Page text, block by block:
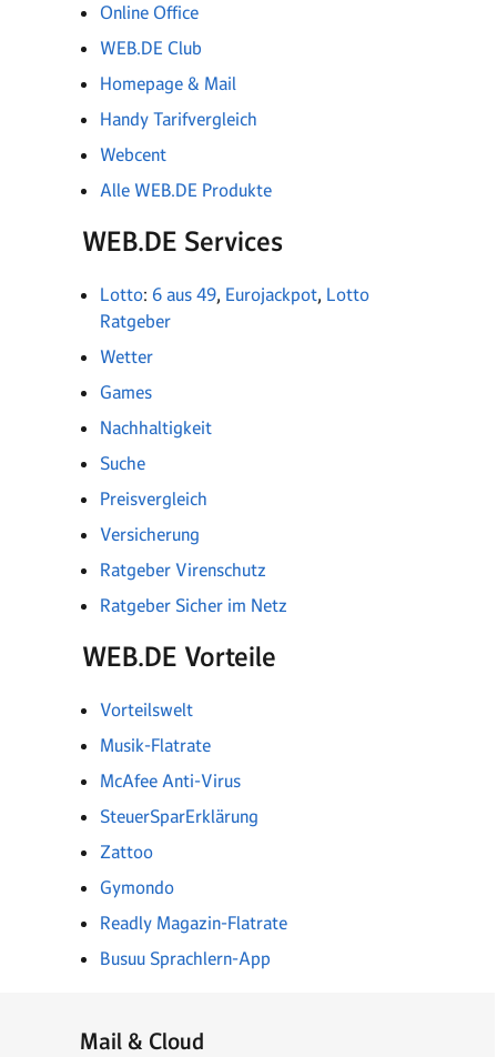
Online Office
WEB.DE Club
Homepage & Mail
Handy Tarifvergleich
Webcent
Alle WEB.DE Produkte
WEB.DE Services
Lotto: 6 aus 49, Eurojackpot, Lotto
Ratgeber
Wetter
Games
Nachhaltigkeit
Suche
Preisvergleich
Versicherung
Ratgeber Virenschutz
Ratgeber Sicher im Netz
WEB.DE Vorteile
Vorteilswelt
Musik-Flatrate
McAfee Anti-Virus
SteuerSparErklärung
Zattoo
Gymondo
Readly Magazin-Flatrate
Busuu Sprachlern-App
Mail & Cloud